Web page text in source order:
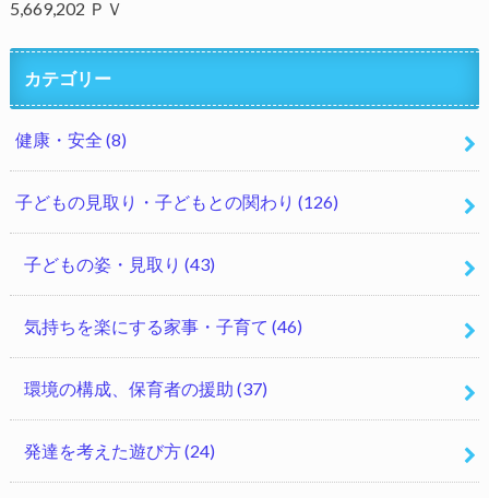
5,669,202 ＰＶ
カテゴリー
健康・安全 (8)
子どもの見取り・子どもとの関わり (126)
子どもの姿・見取り (43)
気持ちを楽にする家事・子育て (46)
環境の構成、保育者の援助 (37)
発達を考えた遊び方(24)